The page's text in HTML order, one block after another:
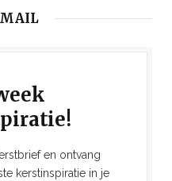
en ontvang
kerstinspiratie in je